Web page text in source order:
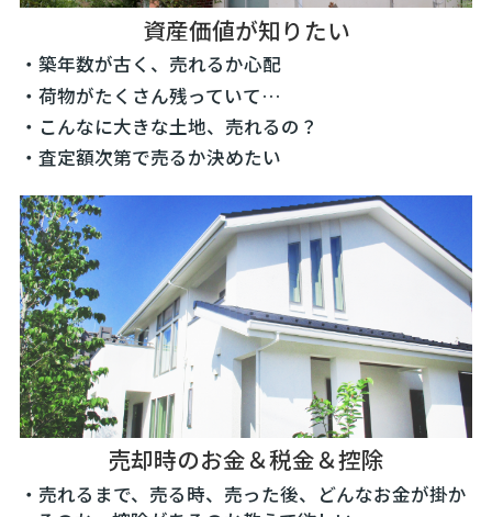
資産価値が知りたい
・築年数が古く、売れるか心配
・荷物がたくさん残っていて…
・こんなに大きな土地、売れるの？
・査定額次第で売るか決めたい
売却時のお金＆税金＆控除
・売れるまで、売る時、売った後、どんなお金が掛か